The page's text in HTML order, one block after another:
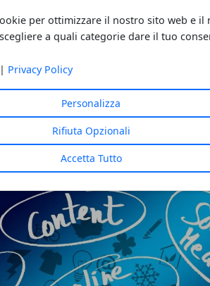
per ottimizzare il nostro sito web e il
a quali categorie dare il tuo
Privacy Policy
Personalizza
Rifiuta Opzionali
Accetta Tutto